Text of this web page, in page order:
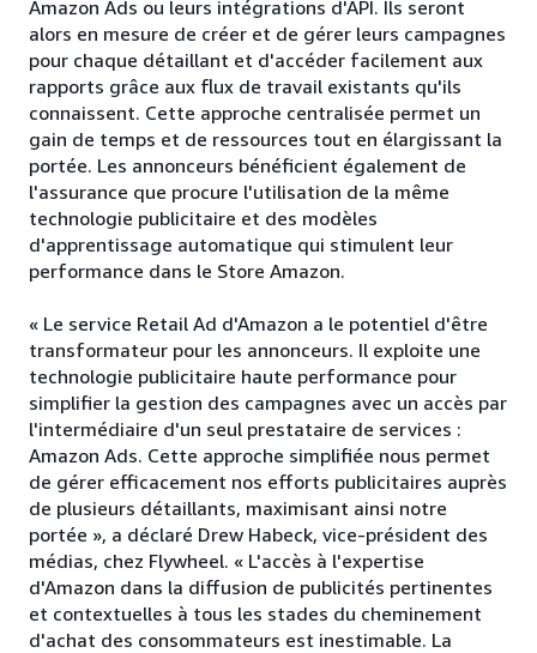
Amazon Ads ou leurs intégrations d'API. Ils seront
alors en mesure de créer et de gérer leurs campagnes
pour chaque détaillant et d'accéder facilement aux
rapports grâce aux flux de travail existants qu'ils
connaissent. Cette approche centralisée permet un
gain de temps et de ressources tout en élargissant la
portée. Les annonceurs bénéficient également de
l'assurance que procure l'utilisation de la même
technologie publicitaire et des modèles
d'apprentissage automatique qui stimulent leur
performance dans le Store Amazon.
« Le service Retail Ad d'Amazon a le potentiel d'être
transformateur pour les annonceurs. Il exploite une
technologie publicitaire haute performance pour
simplifier la gestion des campagnes avec un accès par
l'intermédiaire d'un seul prestataire de services :
Amazon Ads. Cette approche simplifiée nous permet
de gérer efficacement nos efforts publicitaires auprès
de plusieurs détaillants, maximisant ainsi notre
portée », a déclaré Drew Habeck, vice-président des
médias, chez Flywheel. « L'accès à l'expertise
d'Amazon dans la diffusion de publicités pertinentes
et contextuelles à tous les stades du cheminement
d'achat des consommateurs est inestimable. La